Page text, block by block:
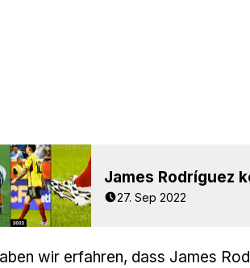
27. Sep 2022
wir erfahren, dass James